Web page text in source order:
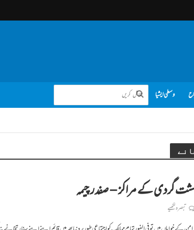
وسطی ایشیا
گردی کے مراکز – صفدر چیمہ
تبصرہ لکھیے